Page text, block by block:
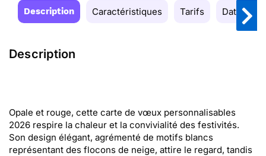
Description Caractéristiques Tarifs Date de
Description
Opale et rouge, cette carte de vœux personnalisables
2026 respire la chaleur et la convivialité des festivités.
Son design élégant, agrémenté de motifs blancs
représentant des flocons de neige, attire le regard, tandis